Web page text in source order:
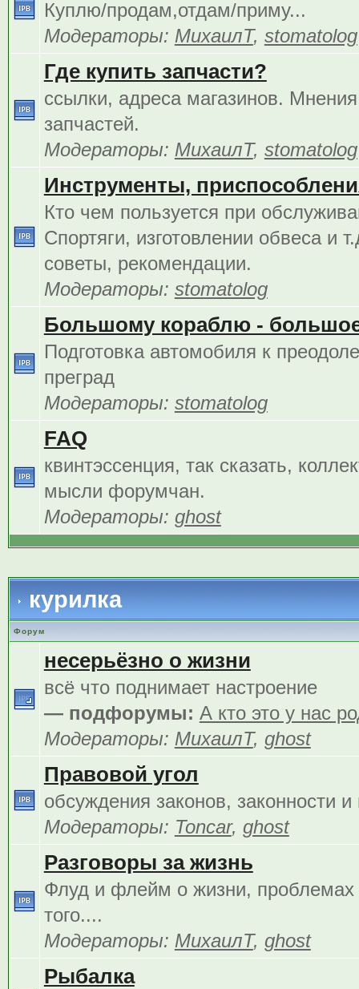
Куплю/продам,отдам/приму...
Модераторы: МихаилТ, stomatolog
Где купить запчасти?
ссылки, адреса магазинов.
запчастей.
Модераторы: МихаилТ, stomatolog
Инструменты,
Кто чем пользуется при
Спортяги, изготовлении обвеса и
советы, рекомендации.
Модераторы: stomatolog
Большому кораблю -
Подготовка автомобиля к
преград
Модераторы: stomatolog
FAQ
квинтэссенция, так сказать,
мысли форумчан.
Модераторы: ghost
курилка
Форум
несерьёзно о жизни
всё что поднимает настроение
— подфорумы: А кто это у нас
Модераторы: МихаилТ, ghost
Правовой угол
обсуждения законов, законности и
Модераторы: Toncar, ghost
Разговоры за жизнь
Флуд и флейм о жизни, проблемах
того....
Модераторы: МихаилТ, ghost
Рыбалка